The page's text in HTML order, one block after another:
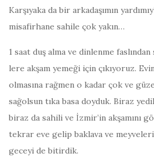
Karşıyaka da bir arkadaşımın
misafirhane sahile çok yakın…
1 saat duş alma ve dinlenme
lere akşam yemeği için çıkıyoruz.
olmasına rağmen o kadar çok ve
sağolsun tıka basa doyduk. Biraz
biraz da sahili ve İzmir’in akşamını
tekrar eve gelip baklava ve
geceyi de bitirdik.